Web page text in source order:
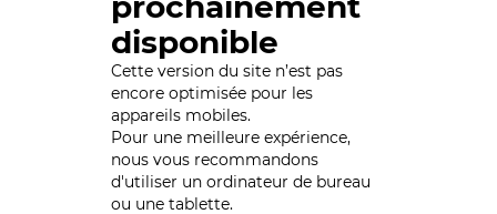
disponible
Cette version du site n’est pas
encore optimisée pour les
appareils mobiles.
Pour une meilleure expérience,
nous vous recommandons
d'utiliser un ordinateur de bureau
ou une tablette.